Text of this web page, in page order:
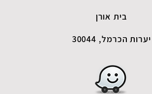
בית אורן
יערות הכרמל, 30044